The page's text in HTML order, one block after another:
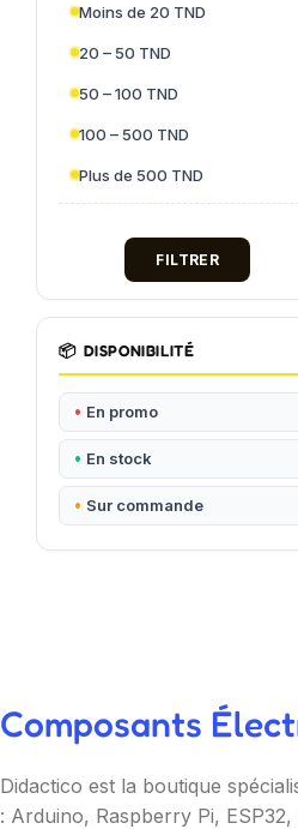
Moins de 20 TND
20 – 50 TND
50 – 100 TND
100 – 500 TND
Plus de 500 TND
FILTRER
📦 DISPONIBILITÉ
En promo
En stock
Sur commande
Composants
Didactico est la boutique
: Arduino, Raspberry Pi,